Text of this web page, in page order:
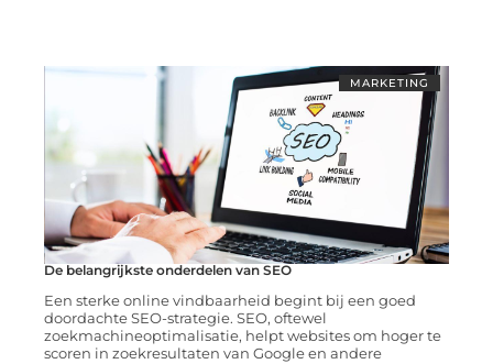
MARKETING
De belangrijkste onderdelen van SEO
Een sterke online vindbaarheid begint bij een goed
doordachte SEO-strategie. SEO, oftewel
zoekmachineoptimalisatie, helpt websites om hoger te
scoren in zoekresultaten van Google en andere